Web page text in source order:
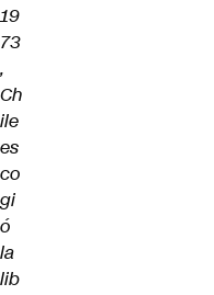
19
73
,
Ch
ile
es
co
gi
ó
la
lib